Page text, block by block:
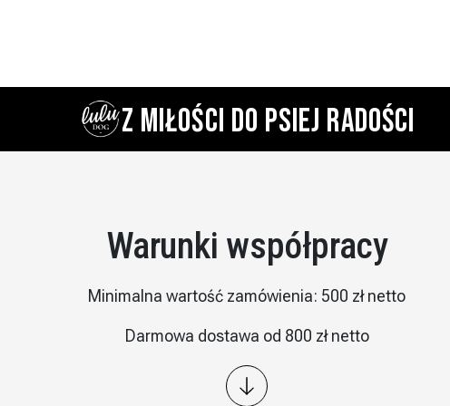
Z MIŁOŚCI DO PSIEJ RADOŚCI
Warunki współpracy
Minimalna wartość zamówienia: 500 zł netto
Darmowa dostawa od 800 zł netto
Wysyłka: kurier InPost